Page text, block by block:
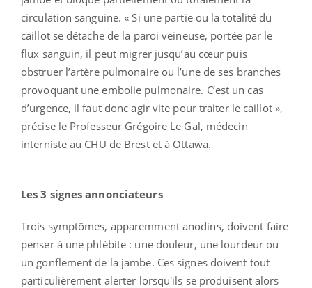
circulation sanguine. « Si une partie ou la totalité du
caillot se détache de la paroi veineuse, portée par le
flux sanguin, il peut migrer jusqu’au cœur puis
obstruer l’artère pulmonaire ou l’une de ses branches
provoquant une embolie pulmonaire. C’est un cas
d’urgence, il faut donc agir vite pour traiter le caillot »,
précise le Professeur Grégoire Le Gal, médecin
interniste au CHU de Brest et à Ottawa.
Les 3 signes annonciateurs
Trois symptômes, apparemment anodins, doivent faire
penser à une phlébite : une douleur, une lourdeur ou
un gonflement de la jambe. Ces signes doivent tout
particulièrement alerter lorsqu'ils se produisent alors